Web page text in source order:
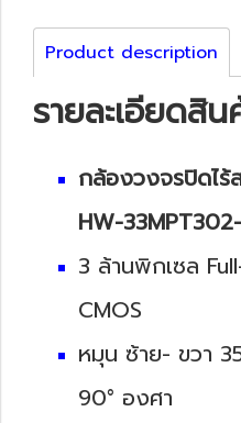
Product description
รายละเอียดสิน
กล้องวงจรปิดไร้
HW-
3 ล้านพิกเซล
CMOS
หมุน ซ้าย- ขวา
90° องศา